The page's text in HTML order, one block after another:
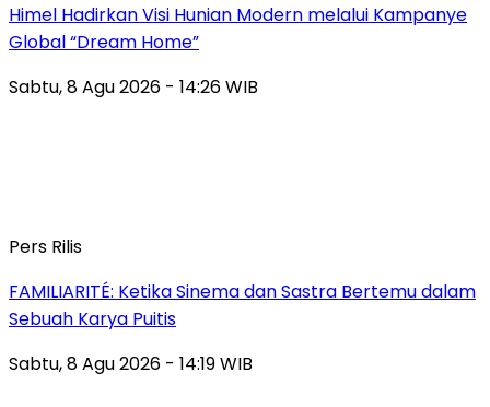
Himel Hadirkan Visi Hunian Modern melalui Kampanye
Global “Dream Home”
Sabtu, 8 Agu 2026 - 14:26 WIB
Pers Rilis
FAMILIARITÉ: Ketika Sinema dan Sastra Bertemu dalam
Sebuah Karya Puitis
Sabtu, 8 Agu 2026 - 14:19 WIB